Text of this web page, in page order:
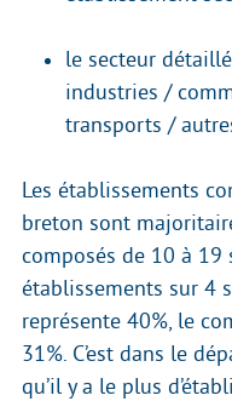
le secteur
industries /
transports /
Les établissements
breton sont
composés de 10 à 19
établissements sur 4
représente 40%, le
31%. C’est dans le
qu’il y a le plus